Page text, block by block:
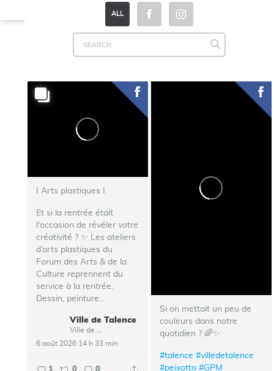
ALL
I Arts plastiques I
Et si la rentrée était
l'occasion de révéler votre
créativité ? ✨ Les ateliers
d’arts plastiques du
Forum des Arts & de la
Culture reprennent du
service à la rentrée.
Dessin, peinture...
Ville de Talence
6 août 2026 14 h 33 min
Si on mettait un peu de
couleurs dans notre
quotidien ? 🌈✨
#talence #villedetalence
#peixotto #GPM
Mentions légales Espace Presse